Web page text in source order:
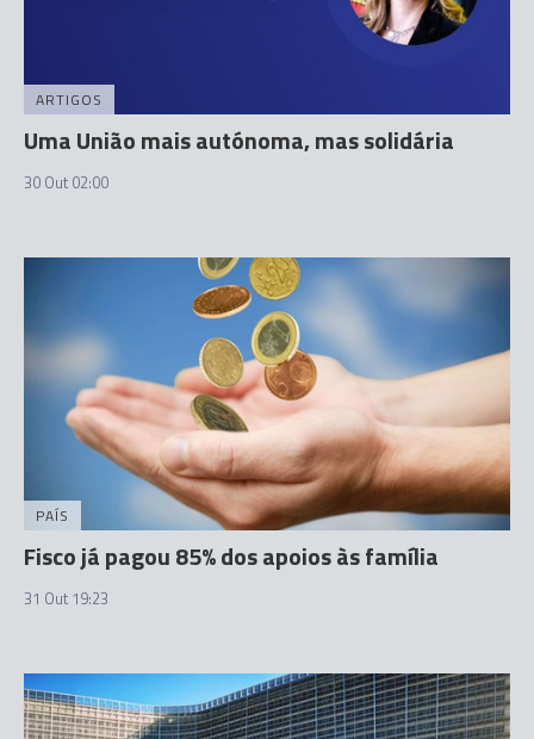
ARTIGOS
Uma União mais autónoma, mas solidária
30 Out 02:00
PAÍS
Fisco já pagou 85% dos apoios às família
31 Out 19:23